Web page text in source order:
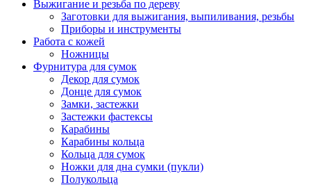
Выжигание и резьба по дереву
Заготовки для выжигания, выпиливания, резьбы
Приборы и инструменты
Работа с кожей
Ножницы
Фурнитура для сумок
Декор для сумок
Донце для сумок
Замки, застежки
Застежки фастексы
Карабины
Карабины кольца
Кольца для сумок
Ножки для дна сумки (пукли)
Полукольца